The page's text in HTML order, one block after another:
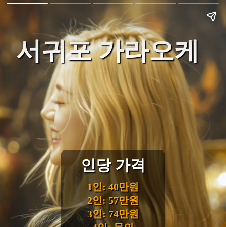
서귀포 가라오케
인당 가격
1인: 40만원
2인: 57만원
3인: 74만원